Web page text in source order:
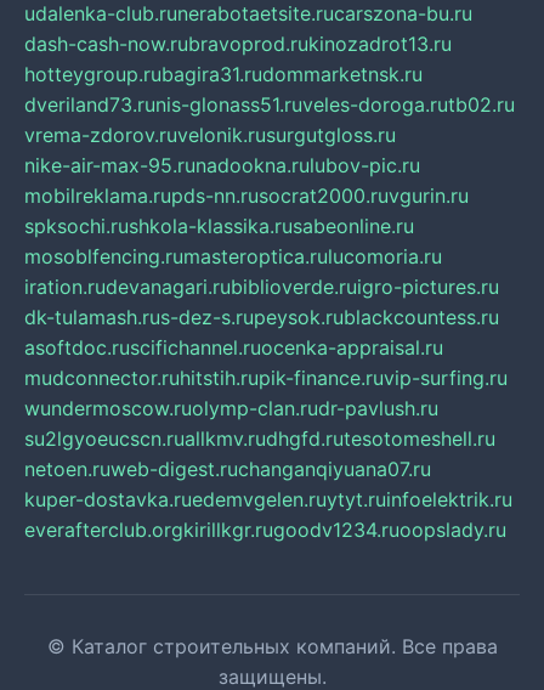
udalenka-club.runerabotaetsite.rucarszona-bu.ru
dash-cash-now.rubravoprod.rukinozadrot13.ru
hotteygroup.rubagira31.rudommarketnsk.ru
dveriland73.runis-glonass51.ruveles-doroga.rutb02.ru
vrema-zdorov.ruvelonik.rusurgutgloss.ru
nike-air-max-95.runadookna.rulubov-pic.ru
mobilreklama.rupds-nn.rusocrat2000.ruvgurin.ru
spksochi.rushkola-klassika.rusabeonline.ru
mosoblfencing.rumasteroptica.rulucomoria.ru
iration.rudevanagari.rubiblioverde.ruigro-pictures.ru
dk-tulamash.rus-dez-s.rupeysok.rublackcountess.ru
asoftdoc.ruscifichannel.ruocenka-appraisal.ru
mudconnector.ruhitstih.rupik-finance.ruvip-surfing.ru
wundermoscow.ruolymp-clan.rudr-pavlush.ru
su2lgyoeucscn.ruallkmv.rudhgfd.rutesotomeshell.ru
netoen.ruweb-digest.ruchanganqiyuana07.ru
kuper-dostavka.ruedemvgelen.ruytyt.ruinfoelektrik.ru
everafterclub.orgkirillkgr.rugoodv1234.ruoopslady.ru
© Каталог строительных компаний. Все права
защищены.